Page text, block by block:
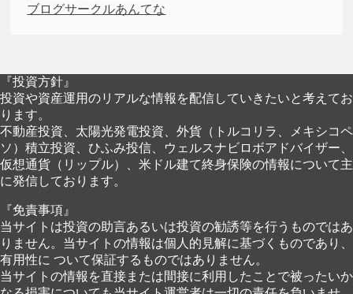
ブログサークルあんてな
『投資方針』
投資や資産運用のリアルな情報を配信していきたいと考えてお
ります。
不動産投資、太陽光発電投資、外貨（トルコリラ、メキシコペ
ソ）積立投資、ひふみ投信、ウェルスナビロボアドバイザー、
仮想通貨（リップル）、米ドル建て終身保険の情報について主
に発信しております。
『免責事項』
当サイトは投資の助言あるいは投資の勧誘等を行うものではあ
りません。当サイトの情報は個人的見解に基づくものであり、
有用性に ついて保証するものではありません。
当サイトの情報を直接または間接に利用したことで被ったいか